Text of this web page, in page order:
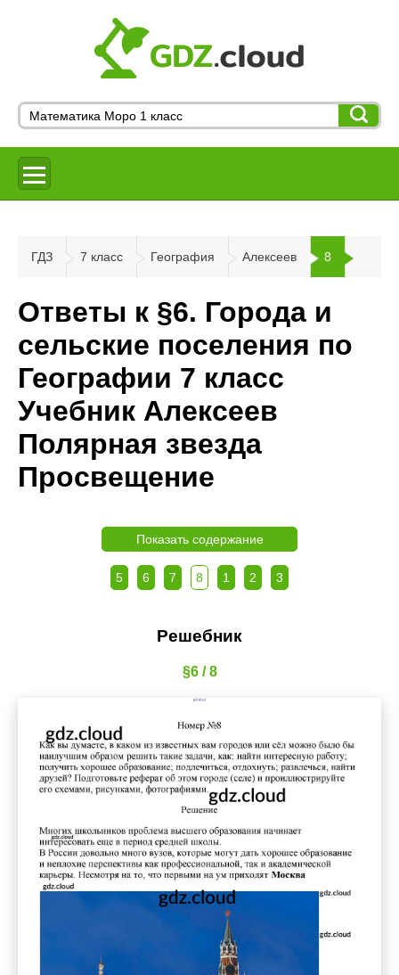
ГДЗ 7 класс География Алексеев 8
Ответы к §6. Города и
сельские поселения по
Географии 7 класс
Учебник Алексеев
Полярная звезда
Просвещение
Показать содержание
5 6 7 8 1 2 3
Решебник
§6 / 8